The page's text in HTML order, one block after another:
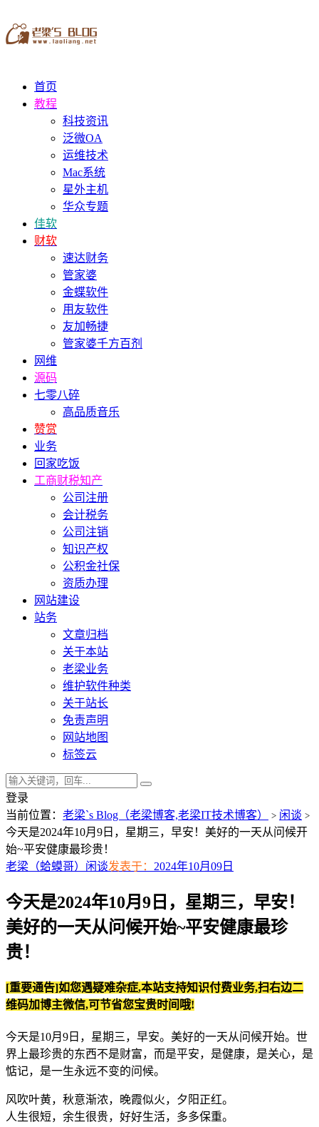
首页
教程
科技资讯
泛微OA
运维技术
Mac系统
星外主机
华众专题
佳软
财软
速达财务
管家婆
金蝶软件
用友软件
友加畅捷
管家婆千方百剂
网维
源码
七零八碎
高品质音乐
赞赏
业务
回家吃饭
工商财税知产
公司注册
会计税务
公司注销
知识产权
公积金社保
资质办理
网站建设
站务
文章归档
关于本站
老梁业务
维护软件种类
关于站长
免责声明
网站地图
标签云
登录
当前位置： 老梁`s Blog（老梁博客,老梁IT技术博客） > 闲谈 >
今天是2024年10月9日，星期三，早安！美好的一天从问候开
始~平安健康最珍贵！
老梁（蛤蟆哥） 闲谈发表于： 2024年10月09日
今天是2024年10月9日，星期三，早安！
美好的一天从问候开始~平安健康最珍
贵！
[重要通告]如您遇疑难杂症,本站支持知识付费业务,扫右边二
维码加博主微信,可节省您宝贵时间哦!
今天是10月9日，星期三，早安。美好的一天从问候开始。世
界上最珍贵的东西不是财富，而是平安，是健康，是关心，是
惦记，是一生永远不变的问候。
风吹叶黄，秋意渐浓，晚霞似火，夕阳正红。
人生很短，余生很贵，好好生活，多多保重。